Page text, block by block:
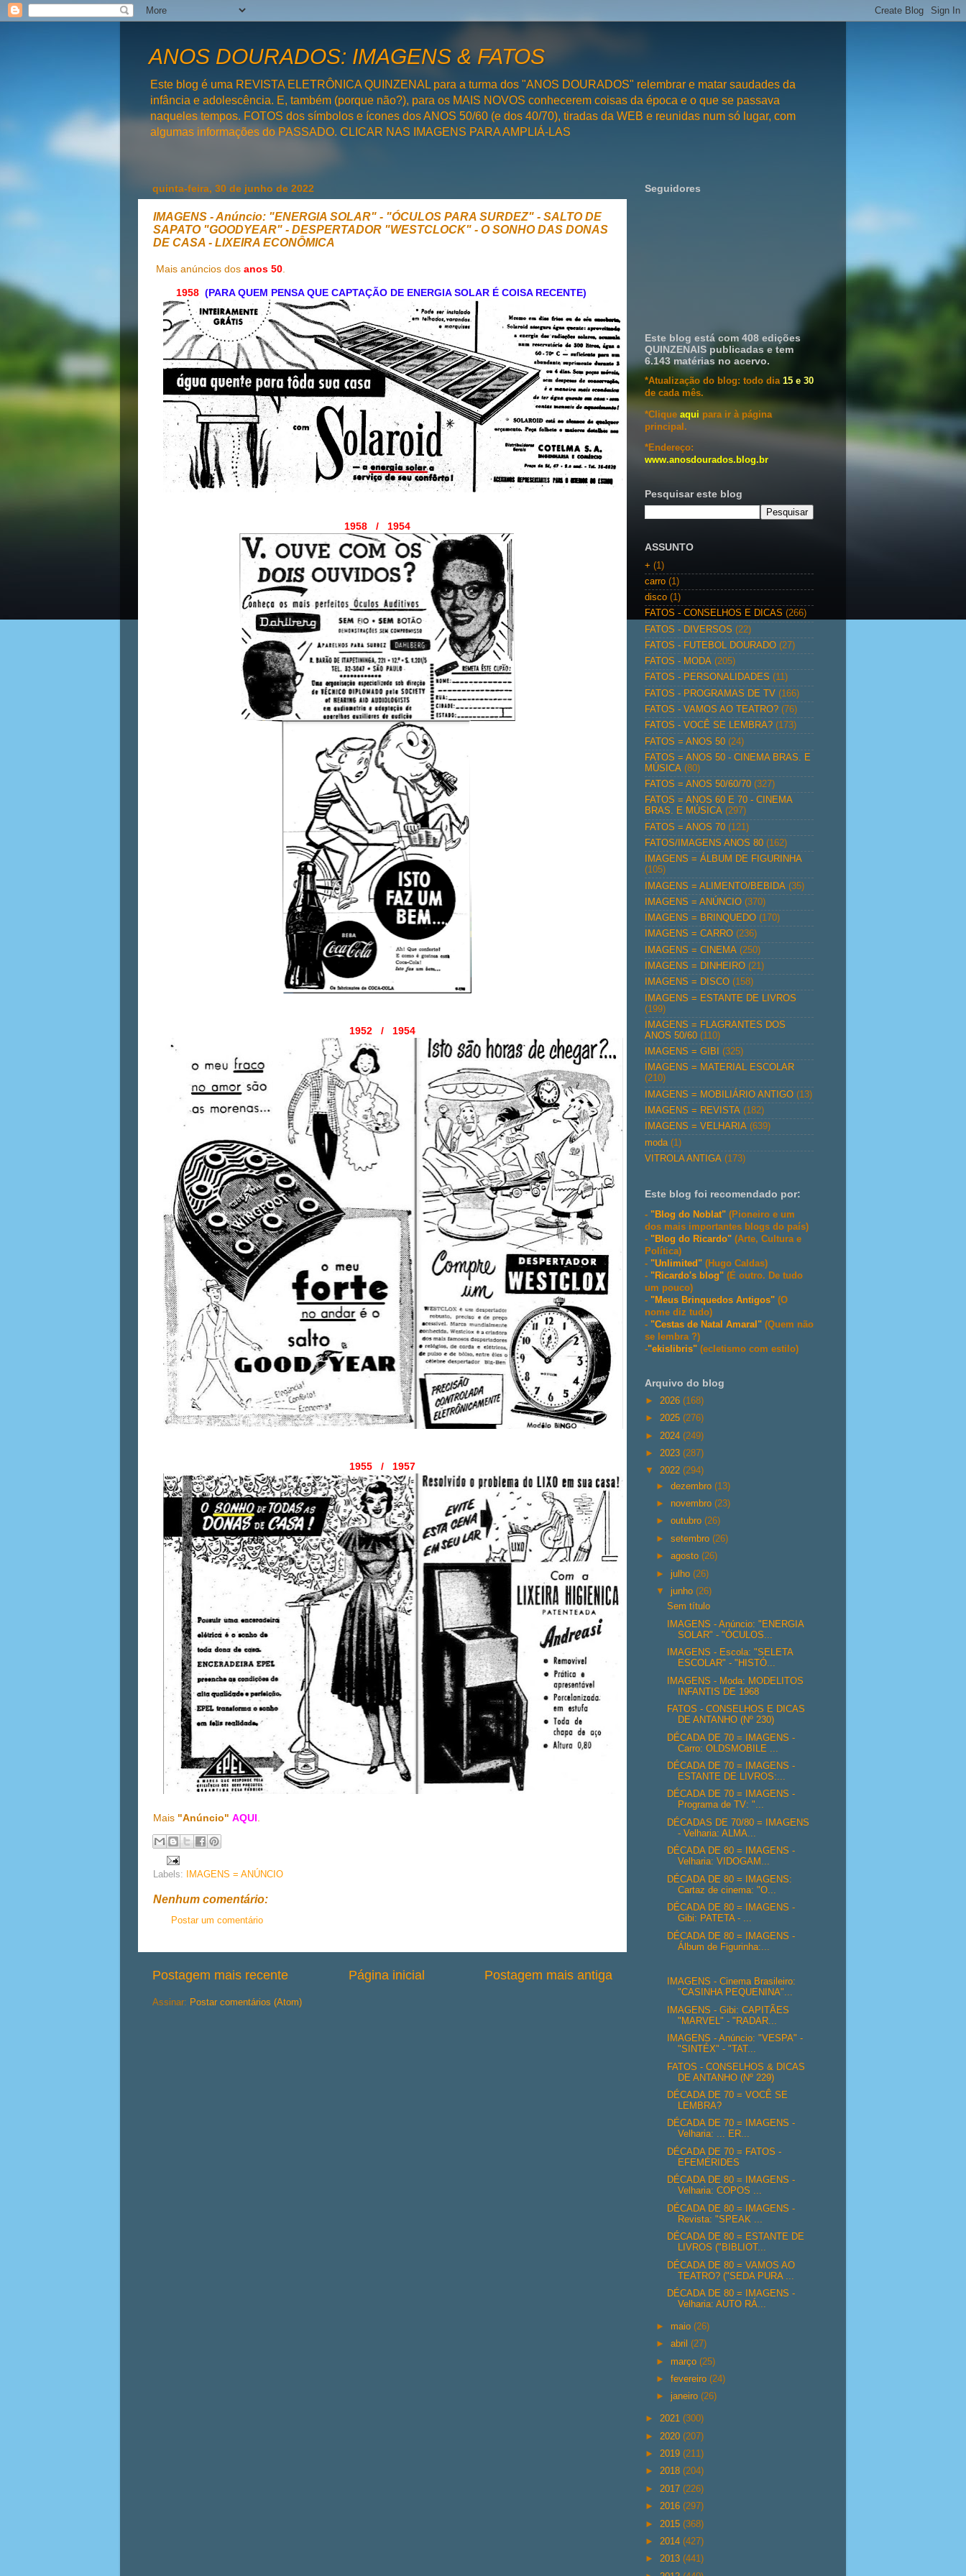
ANOS DOURADOS: IMAGENS & FATOS
Este blog é uma REVISTA ELETRÔNICA QUINZENAL para a turma dos "ANOS DOURADOS" relembrar e matar saudades da
infância e adolescência. E, também (porque não?), para os MAIS NOVOS conhecerem coisas da época e o que se passava
naqueles tempos. FOTOS dos símbolos e ícones dos ANOS 50/60 (e dos 40/70), tiradas da WEB e reunidas num só lugar, com
algumas informações do PASSADO. CLICAR NAS IMAGENS PARA AMPLIÁ-LAS
quinta-feira, 30 de junho de 2022
IMAGENS - Anúncio: "ENERGIA SOLAR" - "ÓCULOS PARA SURDEZ" - SALTO DE
SAPATO "GOODYEAR" - DESPERTADOR "WESTCLOCK" - O SONHO DAS DONAS
DE CASA - LIXEIRA ECONÔMICA
Mais anúncios dos anos 50.
1958(PARA QUEM PENSA QUE CAPTAÇÃO DE ENERGIA SOLAR É COISA RECENTE)
1958 / 1954
1952 / 1954
1955 / 1957
Mais "Anúncio" AQUI.
Labels: IMAGENS = ANÚNCIO
Nenhum comentário:
Postar um comentário
Postagem mais recente Postagem mais antiga
Página inicial
Assinar: Postar comentários (Atom)
Seguidores
Este blog está com 408 edições
QUINZENAIS publicadas e tem
6.143 matérias no acervo.
*Atualização do blog: todo dia 15 e 30
de cada mês.
*Clique aqui para ir à página
principal.
*Endereço:
www.anosdourados.blog.br
Pesquisar este blog
ASSUNTO
+ (1)
carro (1)
disco (1)
FATOS - CONSELHOS E DICAS (266)
FATOS - DIVERSOS (22)
FATOS - FUTEBOL DOURADO (27)
FATOS - MODA (205)
FATOS - PERSONALIDADES (11)
FATOS - PROGRAMAS DE TV (166)
FATOS - VAMOS AO TEATRO? (76)
FATOS - VOCÊ SE LEMBRA? (173)
FATOS = ANOS 50 (24)
FATOS = ANOS 50 - CINEMA BRAS. E
MÚSICA (80)
FATOS = ANOS 50/60/70 (327)
FATOS = ANOS 60 E 70 - CINEMA
BRAS. E MÚSICA (297)
FATOS = ANOS 70 (121)
FATOS/IMAGENS ANOS 80 (162)
IMAGENS = ÁLBUM DE FIGURINHA
(105)
IMAGENS = ALIMENTO/BEBIDA (35)
IMAGENS = ANÚNCIO (370)
IMAGENS = BRINQUEDO (170)
IMAGENS = CARRO (236)
IMAGENS = CINEMA (250)
IMAGENS = DINHEIRO (21)
IMAGENS = DISCO (158)
IMAGENS = ESTANTE DE LIVROS
(199)
IMAGENS = FLAGRANTES DOS
ANOS 50/60 (110)
IMAGENS = GIBI
(325)
IMAGENS = MATERIAL ESCOLAR
(210)
IMAGENS = MOBILIÁRIO ANTIGO (13)
IMAGENS = REVISTA (182)
IMAGENS = VELHARIA (639)
moda (1)
VITROLA ANTIGA (173)
Este blog foi recomendado por:
- "Blog do Noblat" (Pioneiro e um
dos mais importantes blogs do país)
- "Blog do Ricardo" (Arte, Cultura e
Política)
- "Unlimited" (Hugo Caldas)
- "Ricardo's blog" (É outro. De tudo
um pouco)
- "Meus Brinquedos Antigos" (O
nome diz tudo)
- "Cestas de Natal Amaral" (Quem não
se lembra ?)
-"ekislibris" (ecletismo com estilo)
Arquivo do blog
► 2026 (168)
► 2025 (276)
► 2024 (249)
► 2023 (287)
▼ 2022 (294)
►dezembro(13)
► novembro(23)
►outubro(26)
►setembro(26)
►agosto(26)
►julho(26)
▼junho(26)
Sem título
IMAGENS - Anúncio: "ENERGIA
SOLAR" - "ÓCULOS...
IMAGENS - Escola: "SELETA
ESCOLAR" - "HISTÓ...
IMAGENS - Moda: MODELITOS
INFANTIS DE 1968
FATOS - CONSELHOS E DICAS
DE ANTANHO (Nº 230)
DÉCADA DE 70 = IMAGENS -
Carro: OLDSMOBILE ...
DÉCADA DE 70 = IMAGENS -
ESTANTE DE LIVROS:...
DÉCADA DE 70 = IMAGENS -
Programa de TV: "...
DÉCADAS DE 70/80 = IMAGENS
- Velharia: ALMA...
DÉCADA DE 80 = IMAGENS -
Velharia: VIDOGAM...
DÉCADA DE 80 = IMAGENS:
Cartaz de cinema: "O...
DÉCADA DE 80 = IMAGENS -
Gibi: PATETA - ...
DÉCADA DE 80 = IMAGENS -
Álbum de Figurinha:...
IMAGENS - Cinema Brasileiro:
"CASINHA PEQUENINA"...
IMAGENS - Gibi: CAPITÃES
"MARVEL" - "RADAR...
IMAGENS - Anúncio: "VESPA" -
"SINTÉX" - "TAT...
FATOS - CONSELHOS & DICAS
DE ANTANHO (Nº 229)
DÉCADA DE 70 = VOCÊ SE
LEMBRA?
DÉCADA DE 70 = IMAGENS -
Velharia: ... ER...
DÉCADA DE 70 = FATOS -
EFEMÉRIDES
DÉCADA DE 80 = IMAGENS -
Velharia: COPOS ...
DÉCADA DE 80 = IMAGENS -
Revista: "SPEAK ...
DÉCADA DE 80 = ESTANTE DE
LIVROS ("BIBLIOT...
DÉCADA DE 80 = VAMOS AO
TEATRO? ("SEDA PURA ...
DÉCADA DE 80 = IMAGENS -
Velharia: AUTO RÁ...
► maio(26)
►abril(27)
► março(25)
►fevereiro(24)
►janeiro(26)
► 2021 (300)
► 2020 (207)
► 2019 (211)
► 2018 (204)
► 2017 (226)
► 2016 (297)
► 2015 (368)
► 2014 (427)
► 2013 (441)